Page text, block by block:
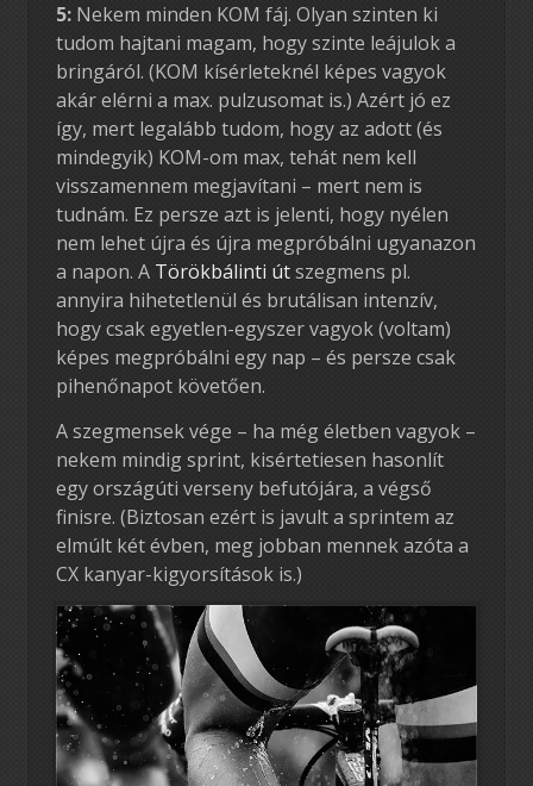
5:Nekem minden KOM fáj. Olyan szinten ki
tudom hajtani magam, hogy szinte leájulok a
bringáról. (KOM kísérleteknél képes vagyok
akár elérni a max. pulzusomat is.) Azért jó ez
így, mert legalább tudom, hogy az adott (és
mindegyik) KOM-om max, tehát nem kell
visszamennem megjavítani – mert nem is
tudnám. Ez persze azt is jelenti, hogy nyélen
nem lehet újra és újra megpróbálni ugyanazon
a napon. A Törökbálinti útszegmens pl.
annyira hihetetlenül és brutálisan intenzív,
hogy csak egyetlen-egyszer vagyok (voltam)
képes megpróbálni egy nap – és persze csak
pihenőnapot követően.
A szegmensek vége – ha még életben vagyok –
nekem mindig sprint, kisértetiesen hasonlít
egy országúti verseny befutójára, a végső
finisre. (Biztosan ezért is javult a sprintem az
elmúlt két évben, meg jobban mennek azóta a
CX kanyar-kigyorsítások is.)